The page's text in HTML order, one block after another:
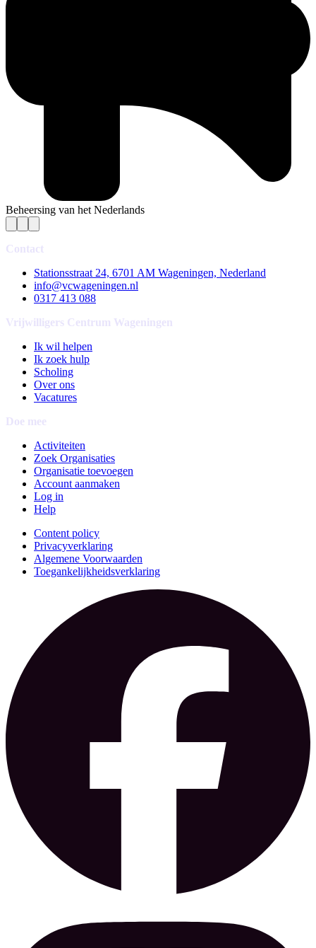
Beheersing van het Nederlands
Contact
Stationsstraat 24, 6701 AM Wageningen, Nederland
info@vcwageningen.nl
0317 413 088
Vrijwilligers Centrum Wageningen
Ik wil helpen
Ik zoek hulp
Scholing
Over ons
Vacatures
Doe mee
Activiteiten
Zoek Organisaties
Organisatie toevoegen
Account aanmaken
Log in
Help
Content policy
Privacyverklaring
Algemene Voorwaarden
Toegankelijkheidsverklaring